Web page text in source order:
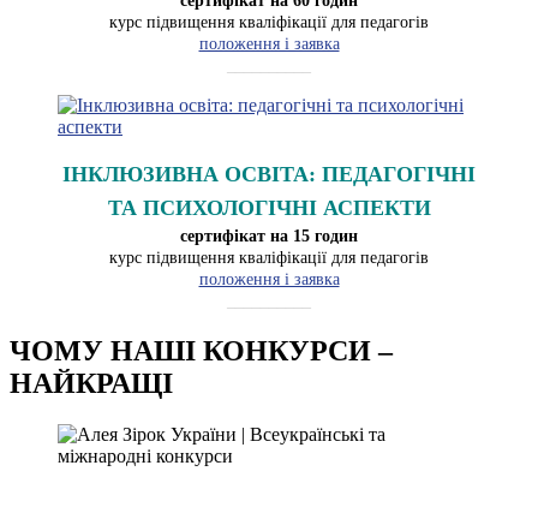
курс підвищення кваліфікації для педагогів
положення і заявка
ІНКЛЮЗИВНА ОСВІТА: ПЕДАГОГІЧНІ
ТА ПСИХОЛОГІЧНІ АСПЕКТИ
сертифікат на 15 годин
курс підвищення кваліфікації для педагогів
положення і заявка
ЧОМУ НАШІ КОНКУРСИ –
НАЙКРАЩІ